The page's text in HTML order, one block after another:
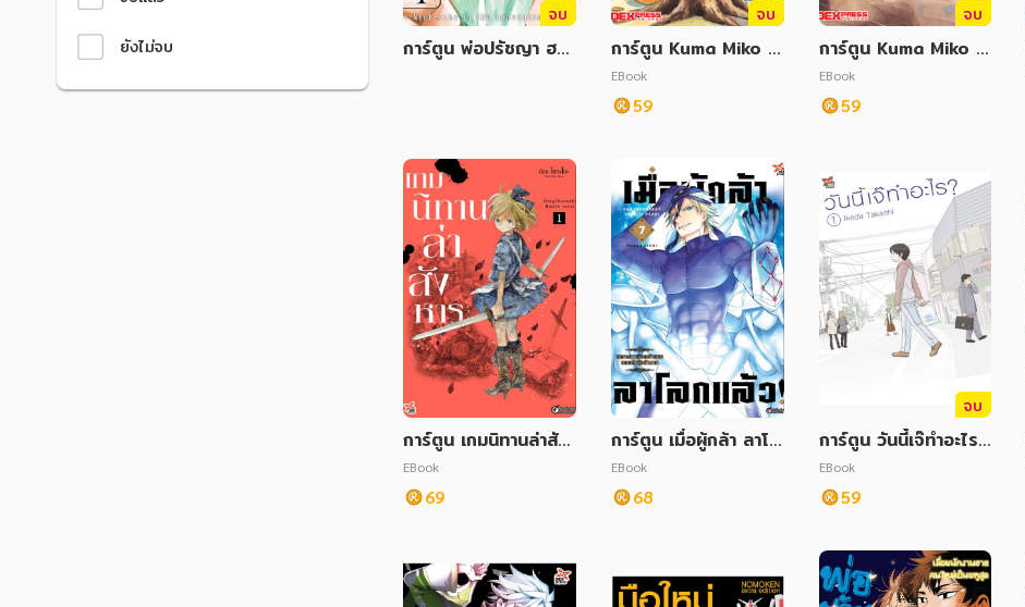
ยังไม่จบ
จบ
การ์ตูน พ่อปรัชญา ฮาห
จบ
การ์ตูน Kuma Miko 2
คุมะมิโกะ คนทรงหมี
EBook
59
จบ
การ์ตูน Kuma Miko 1
คุมะมิโกะ คนทรงหมี
EBook
59
การ์ตูน เกมนิทานล่าสัง
หาร เล่ม 1
EBook
69
การ์ตูน เมื่อผู้กล้า ลาโล
กแล้ว! เพราะชาวบ้านอ
ย่างผมเผลอทำผู้กล้าตา
ย เล่ม 7
EBook
68
จบ
การ์ตูน วันนี้เจ๊ทำอะไร?
เล่ม 1
EBook
59